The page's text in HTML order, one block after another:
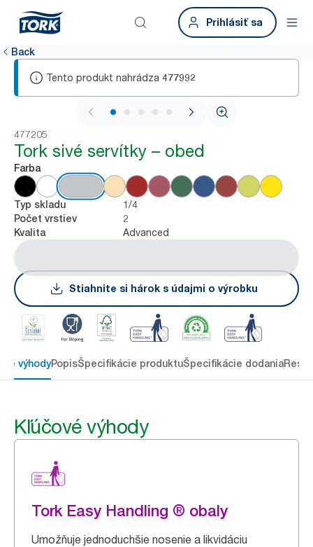
Prihlásiť sa
Back
Tento produkt nahrádza 477992
1 / 6
477205
Tork sivé servítky – obed
Farba
Typ skladu 1/4
Počet vrstiev 2
Kvalita Advanced
Stiahnite si hárok s údajmi o výrobku
výhodyPopisŠpecifikácie produktuŠpecifikácie dodania
Kľúčové výhody
Tork Easy Handling ® obaly
Umožňuje jednoduchšie nosenie a likvidáciu